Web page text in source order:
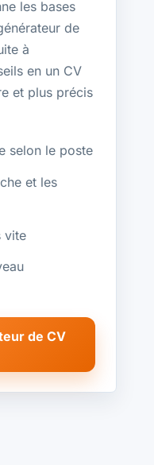
les bases
de
à
en un CV
et plus précis
selon le poste
et les
vite
de CV